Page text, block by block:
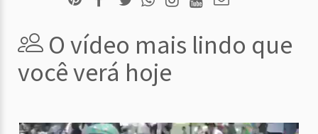
O vídeo mais lindo que
você verá hoje